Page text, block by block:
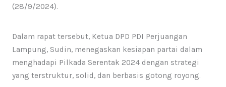
(28/9/2024).
Dalam rapat tersebut, Ketua DPD PDI Perjuangan
Lampung, Sudin, menegaskan kesiapan partai dalam
menghadapi Pilkada Serentak 2024 dengan strategi
yang terstruktur, solid, dan berbasis gotong royong.